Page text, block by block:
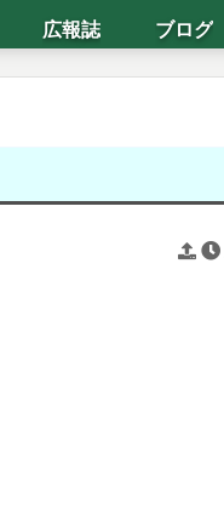
広報誌 ブログ